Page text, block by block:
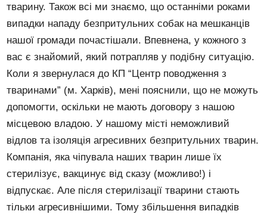
тварину. Також всі ми знаємо, що останніми роками
випадки нападу безпритульних собак на мешканців
нашої громади почастішали. Впевнена, у кожного з
вас є знайомий, який потрапляв у подібну ситуацію.
Коли я звернулася до КП “Центр поводження з
тваринами” (м. Харків), мені пояснили, що не можуть
допомогти, оскільки не мають договору з нашою
місцевою владою. У нашому місті неможливий
відлов та ізоляція агресивних безпритульних тварин.
Компанія, яка чіпувала наших тварин лише їх
стерилізує, вакцинує від сказу (можливо!) і
відпускає. Але після стерилізації тварини стають
тільки агресивнішими. Тому збільшення випадків